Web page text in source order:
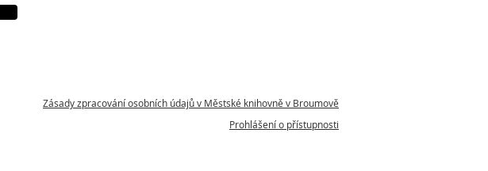
Zásady zpracování osobních údajů v Městské knihovně v Broumově
Prohlášení o přístupnosti